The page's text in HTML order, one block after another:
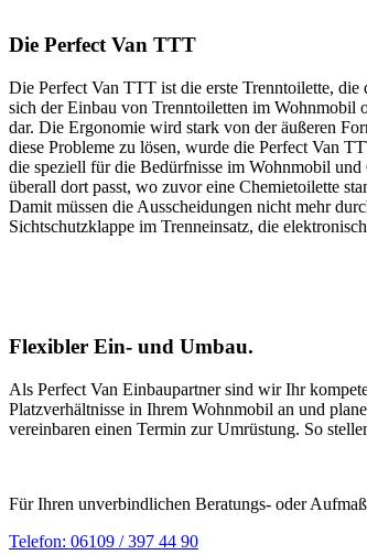
Die Perfect Van TTT
Die Perfect Van TTT ist die erste Trenntoilette,
sich der Einbau von Trenntoiletten im Wohnmobil
dar. Die Ergonomie wird stark von der äußeren
diese Probleme zu lösen, wurde die Perfect Van
die speziell für die Bedürfnisse im Wohnmobil
überall dort passt, wo zuvor eine Chemietoilette
Damit müssen die Ausscheidungen nicht mehr
Sichtschutzklappe im Trenneinsatz, die
Flexibler Ein- und Umbau.
Als Perfect Van Einbaupartner sind wir Ihr
Platzverhältnisse in Ihrem Wohnmobil an und
vereinbaren einen Termin zur Umrüstung. So
Für Ihren unverbindlichen Beratungs- oder
Telefon: 06109 / 397 44 90